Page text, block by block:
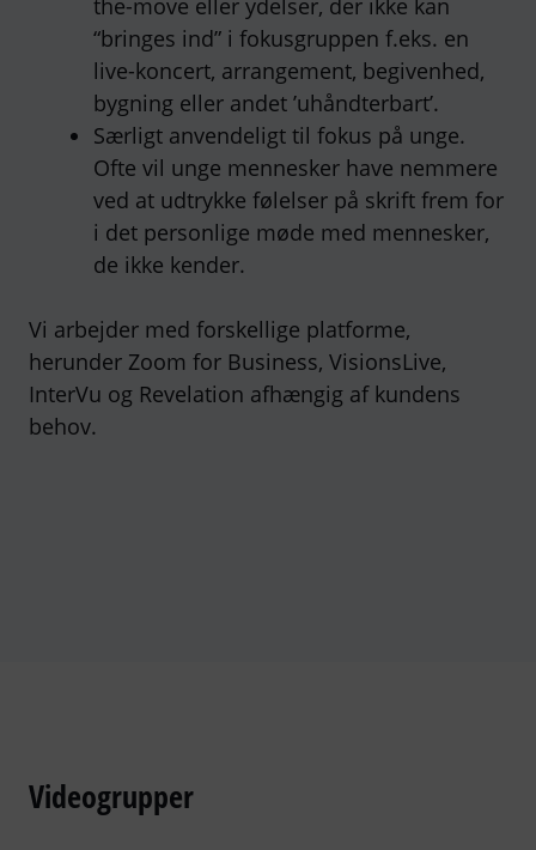
the-move eller ydelser, der ikke kan
“bringes ind” i fokusgruppen f.eks. en
live-koncert, arrangement, begivenhed,
bygning eller andet ’uhåndterbart’.
Særligt anvendeligt til fokus på unge.
Ofte vil unge mennesker have nemmere
ved at udtrykke følelser på skrift frem for
i det personlige møde med mennesker,
de ikke kender.
Vi arbejder med forskellige platforme,
herunder Zoom for Business, VisionsLive,
InterVu og Revelation afhængig af kundens
behov.
Videogrupper